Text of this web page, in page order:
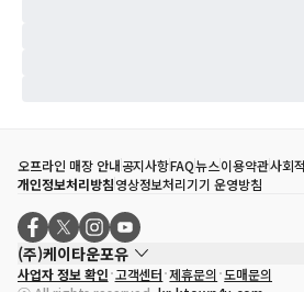
오프라인 매장 안내공지사항FAQ뉴스이용약관사회
개인정보처리방침영상정보처리기기 운영방침
(주)케이타운포유
대표자 송효민
사업자 정보 확인 고객센터 제휴문의 도매문의